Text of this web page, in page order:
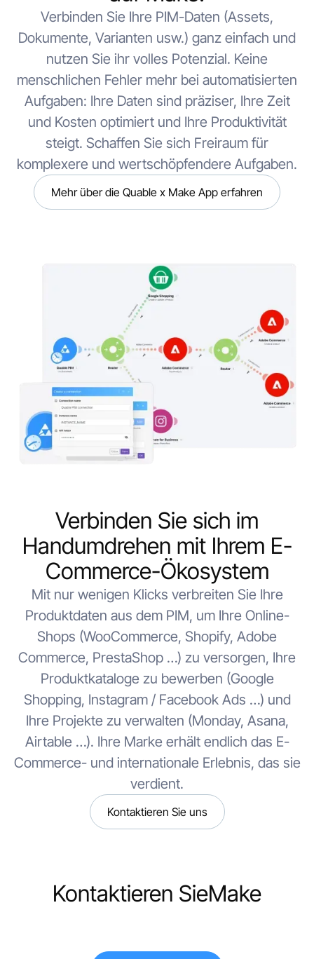
Verbinden Sie Ihre PIM-Daten (Assets,
Dokumente, Varianten usw.) ganz einfach und
nutzen Sie ihr volles Potenzial. Keine
menschlichen Fehler mehr bei automatisierten
Aufgaben: Ihre Daten sind präziser, Ihre Zeit
und Kosten optimiert und Ihre Produktivität
steigt. Schaffen Sie sich Freiraum für
komplexere und wertschöpfendere Aufgaben.
Mehr über die Quable x Make App erfahren
Verbinden Sie sich im
Handumdrehen mit Ihrem E-
Commerce-Ökosystem
Mit nur wenigen Klicks verbreiten Sie Ihre
Produktdaten aus dem PIM, um Ihre Online-
Shops (WooCommerce, Shopify, Adobe
Commerce, PrestaShop …) zu versorgen, Ihre
Produktkataloge zu bewerben (Google
Shopping, Instagram / Facebook Ads …) und
Ihre Projekte zu verwalten (Monday, Asana,
Airtable …). Ihre Marke erhält endlich das E-
Commerce- und internationale Erlebnis, das sie
verdient.
Kontaktieren Sie uns
Kontaktieren SieMake